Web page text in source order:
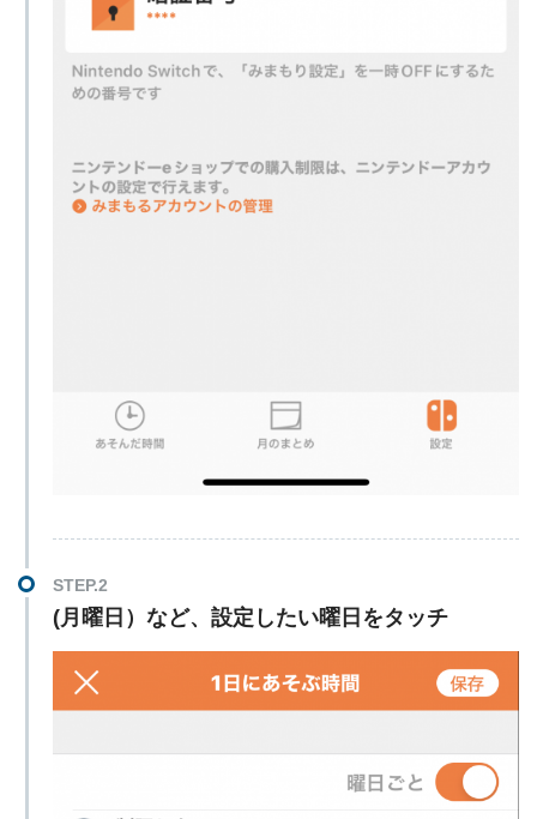
(月曜日）など、設定したい曜日をタッチ